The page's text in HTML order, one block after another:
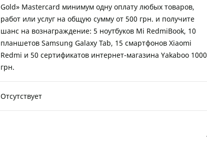
Gold» Mastercard минимум одну оплату любых товаров,
работ или услуг на общую сумму от 500 грн. и получите
шанс на вознаграждение: 5 ноутбуков Mi RedmiBook, 10
планшетов Samsung Galaxy Tab, 15 смартфонов Xiaomi
Redmi и 50 сертификатов интернет-магазина Yakaboo 1000
грн.
Отсутствует